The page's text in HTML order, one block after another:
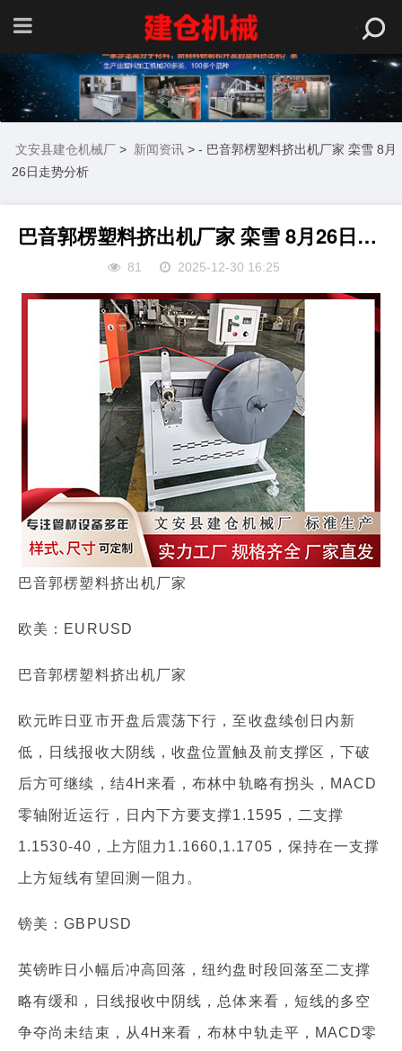
文安县建仓机械厂 > 新闻资讯 > - 巴音郭楞塑料挤出机厂家 栾雪 8月
26日走势分析
巴音郭楞塑料挤出机厂家 栾雪 8月26日走势分析
81 2025-12-30 16:25
巴音郭楞塑料挤出机厂家
欧美：EURUSD
巴音郭楞塑料挤出机厂家
欧元昨日亚市开盘后震荡下行，至收盘续创日内新
低，日线报收大阴线，收盘位置触及前支撑区，下破
后方可继续，结4H来看，布林中轨略有拐头，MACD
零轴附近运行，日内下方要支撑1.1595，二支撑
1.1530-40，上方阻力1.1660,1.1705，保持在一支撑
上方短线有望回测一阻力。
镑美：GBPUSD
英镑昨日小幅后冲高回落，纽约盘时段回落至二支撑
略有缓和，日线报收中阴线，总体来看，短线的多空
争夺尚未结束，从4H来看，布林中轨走平，MACD零